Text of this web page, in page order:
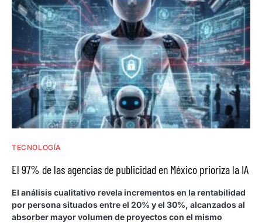
TECNOLOGÍA
El 97% de las agencias de publicidad en México prioriza la IA
El análisis cualitativo revela incrementos en la rentabilidad
por persona situados entre el 20% y el 30%, alcanzados al
absorber mayor volumen de proyectos con el mismo